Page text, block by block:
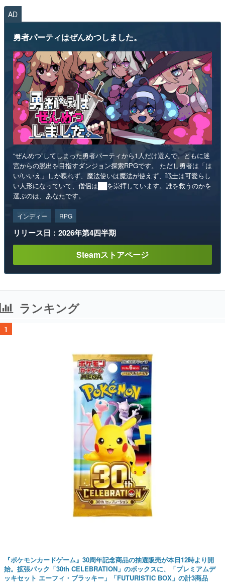
AD
勇者パーティはぜんめつしました。
“ぜんめつ”してしまった勇者パーティから1人だけ選んで、ともに迷
宮からの脱出を目指すダンジョン探索RPGです。 ただし勇者は「は
い/いいえ」しか喋れず、魔法使いは魔法が使えず、戦士は可愛らし
い人形になっていて、僧侶は██を崇拝しています。誰を救うのかを
選ぶのは、あなたです。
インディー RPG
リリース日：2026年第4四半期
Steamストアページ
ランキング
1
『ポケモンカードゲーム』30周年記念商品の抽選販売が本日12時より開
始。拡張パック「30th CELEBRATION」のボックスに、「プレミアムデ
ッキセット エーフィ・ブラッキー」「FUTURISTIC BOX」の計3商品